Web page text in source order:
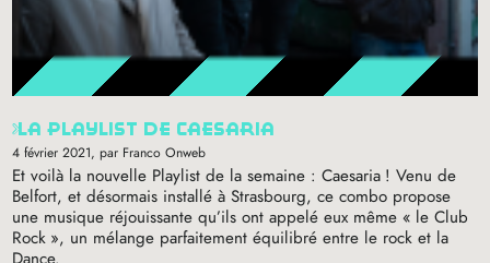
la playlist de caesaria
4 février 2021, par Franco Onweb
Et voilà la nouvelle Playlist de la semaine : Caesaria ! Venu de
Belfort, et désormais installé à Strasbourg, ce combo propose
une musique réjouissante qu’ils ont appelé eux même « le Club
Rock », un mélange parfaitement équilibré entre le rock et la